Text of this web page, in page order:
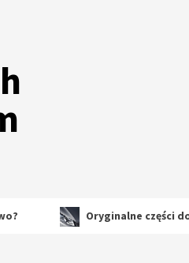
Oryginalne części do